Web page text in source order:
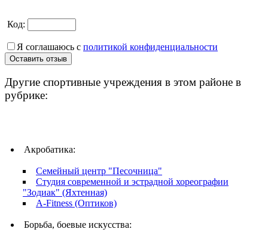
Код:
Я соглашаюсь с политикой конфиденциальности
Другие спортивные учреждения в этом районе в
рубрике:
Акробатика:
Семейный центр "Песочница"
Студия современной и эстрадной хореографии
"Зодиак" (Яхтенная)
A-Fitness (Оптиков)
Борьба, боевые искусства: